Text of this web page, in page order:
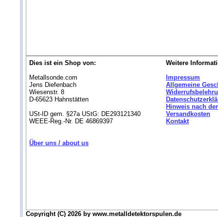
Dies ist ein Shop von:
Metallsonde.com
Jens Diefenbach
Wiesenstr. 8
D-65623 Hahnstätten
USt-ID gem. §27a UStG: DE293121340
WEEE-Reg.-Nr. DE 46869397
Über uns / about us
Weitere
Impressum
Allgemeine
Hinweis nach
Versandkosten
Kontakt
Copyright (C) 2026 by www.metalldetektorspulen.de